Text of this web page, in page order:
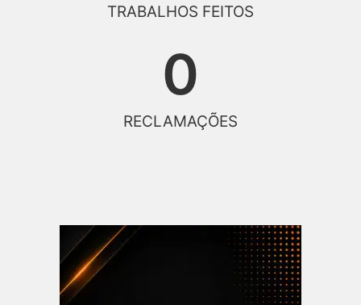
TRABALHOS FEITOS
RECLAMAÇÕES
0